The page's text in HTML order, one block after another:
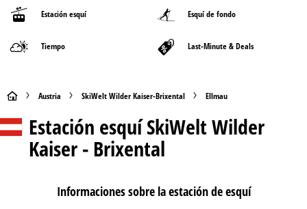
Estación esquí Esquí de fondo
Tiempo Last-Minute & Deals
P
á
Austria SkiWelt Wilder Kaiser-Brixental Ellmau
Estación esquíSkiWelt Wilder
Kaiser - Brixental
Informaciones sobre la estación de esquí